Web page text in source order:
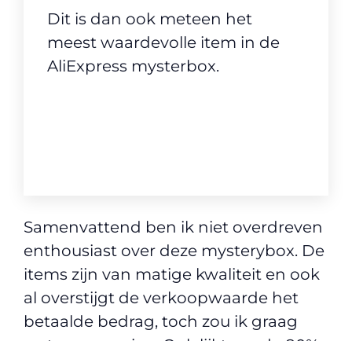
Dit is dan ook meteen het
meest waardevolle item in de
AliExpress mysterbox.
Samenvattend ben ik niet overdreven
enthousiast over deze mysterybox. De
items zijn van matige kwaliteit en ook
al overstijgt de verkoopwaarde het
betaalde bedrag, toch zou ik graag